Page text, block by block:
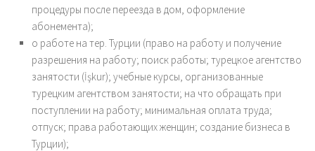
процедуры после переезда в дом, оформление
абонемента);
о работе на тер. Турции (право на работу и получение
разрешения на работу; поиск работы; турецкое агентство
занятости (İşkur); учебные курсы, организованные
турецким агентством занятости; на что обращать при
поступлении на работу; минимальная оплата труда;
отпуск; права работающих женщин; создание бизнеса в
Турции);